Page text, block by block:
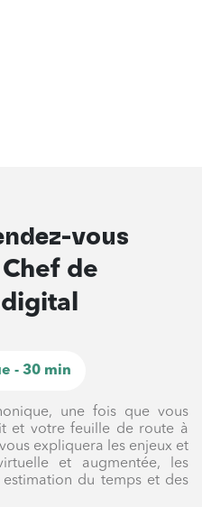
vous
Chef de
- 30 min
une fois que vous
et votre feuille de route à
expliquera les enjeux et
et augmentée, les
du temps et des